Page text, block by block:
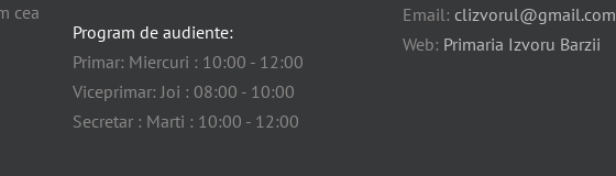
cea
Program de audiente:
Primar: Miercuri : 10:00 - 12:00
Viceprimar: Joi : 08:00 - 10:00
Secretar : Marti : 10:00 - 12:00
Email: clizvorul@gmail.com
Web: Primaria Izvoru Barzii